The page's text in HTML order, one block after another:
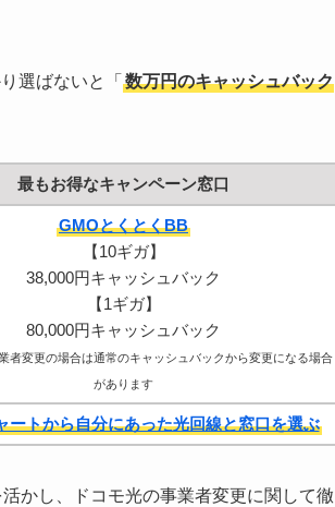
選ばないと「 数万円のキャッシュバック
最もお得なキャンペーン窓口
GMOとくとくBB
【10ギガ】
38,000円キャッシュバック
【1ギガ】
80,000円キャッシュバック
者変更の場合は通常のキャッシュバックから変更になる場合
があります
ートから自分にあった光回線と窓口を選ぶ
かし、ドコモ光の事業者変更に関して徹